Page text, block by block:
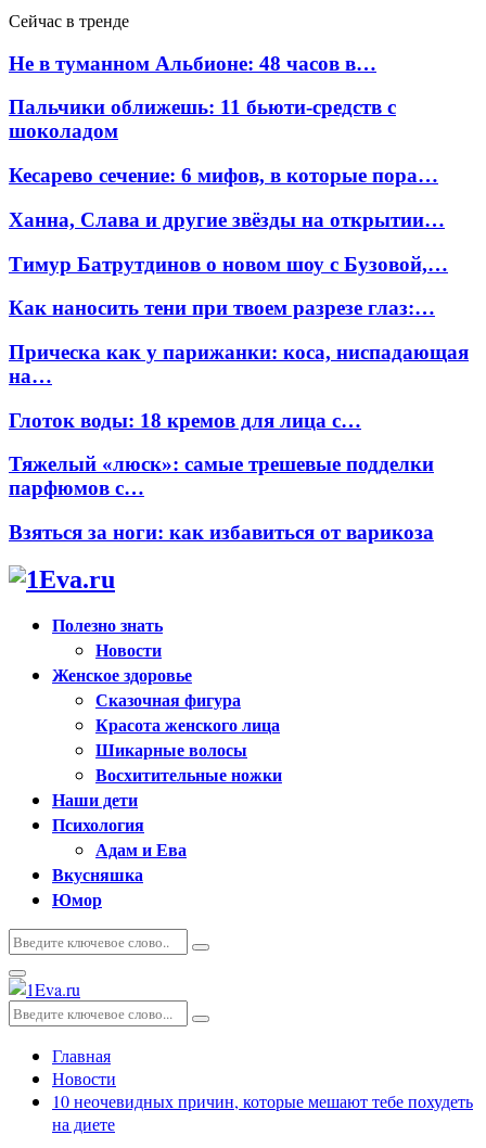
Сейчас в тренде
Не в туманном Альбионе: 48 часов в…
Пальчики оближешь: 11 бьюти-средств с
шоколадом
Кесарево сечение: 6 мифов, в которые пора…
Ханна, Слава и другие звёзды на открытии…
Тимур Батрутдинов о новом шоу с Бузовой,…
Как наносить тени при твоем разрезе глаз:…
Прическа как у парижанки: коса, ниспадающая
на…
Глоток воды: 18 кремов для лица с…
Тяжелый «люск»: самые трешевые подделки
парфюмов с…
Взяться за ноги: как избавиться от варикоза
Полезно знать
Новости
Женское здоровье
Сказочная фигура
Красота женского лица
Шикарные волосы
Восхитительные ножки
Наши дети
Психология
Адам и Ева
Вкусняшка
Юмор
Искать:
Поиск
Основное
меню
Искать:
Поиск
Главная
Новости
10 неочевидных причин, которые мешают тебе похудеть
на диете